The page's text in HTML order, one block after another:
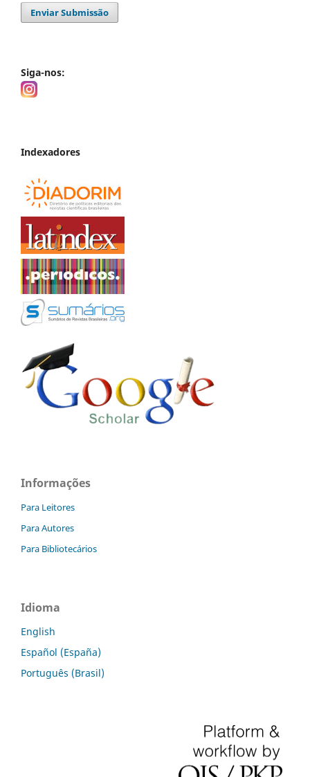
Enviar Submissão
Siga-nos:
Indexadores
Informações
Para Leitores
Para Autores
Para Bibliotecários
Idioma
English
Español (España)
Português (Brasil)